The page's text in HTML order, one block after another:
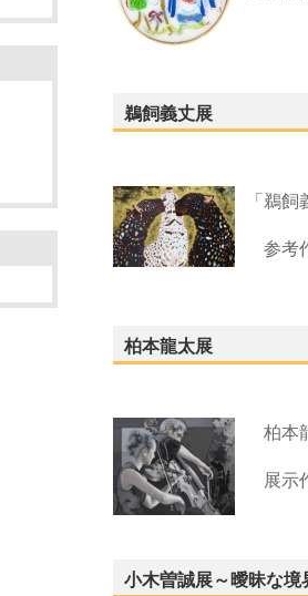
鵜飼義丈展
「鵜
参考
柏本龍太展
柏本
展示
小木曽誠展～曖昧な境